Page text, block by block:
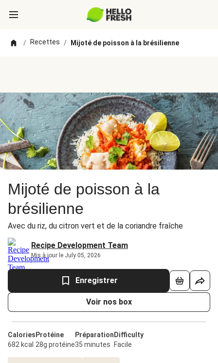
/ Recettes / Mijoté de poisson à la brésilienne
Mijoté de poisson à la
brésilienne
Avec du riz, du citron vert et de la coriandre fraîche
Recipe Development Team
Mis à jour le July 05, 2026
Enregistrer
Voir nos box
Calories
682 kcal
Protéine
28g protéine
Préparation
35 minutes
Difficulty
Facile